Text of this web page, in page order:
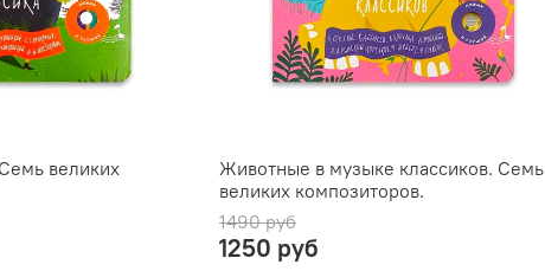
великих
Животные в музыке классиков. Семь
великих композиторов.
1490 руб
1250 руб